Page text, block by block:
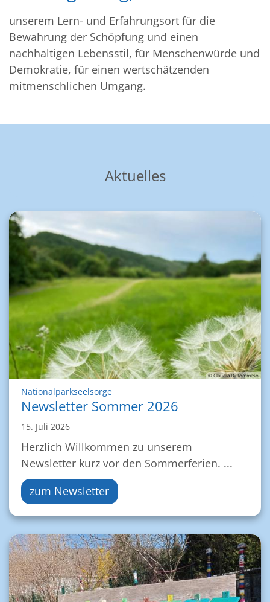
unserem Lern- und Erfahrungsort für die
Bewahrung der Schöpfung und einen
nachhaltigen Lebensstil, für Menschenwürde und
Demokratie, für einen wertschätzenden
mitmenschlichen Umgang.
Aktuelles
© Claudia Di Tommaso
Nationalparkseelsorge:
Newsletter Sommer 2026
15. Juli 2026
Herzlich Willkommen zu unserem
Newsletter kurz vor den Sommerferien. ...
zum Newsletter